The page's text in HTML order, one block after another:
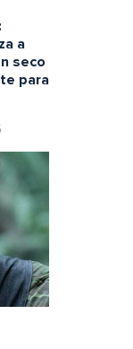
a
seco
para